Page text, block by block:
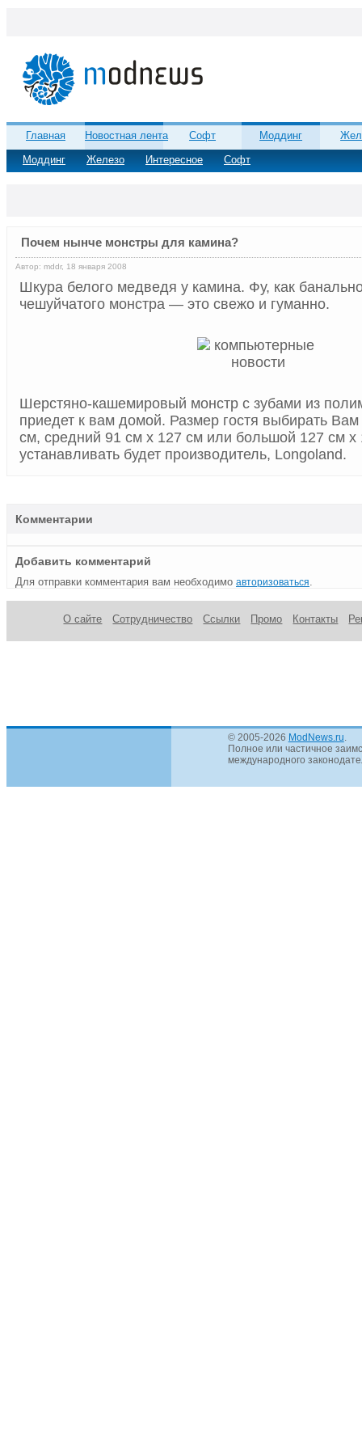
Главная
Новостная лента
Моддинг
Железо Интересное Софт
Софт Моддинг
Почем нынче монстры для камина?
Автор: mddr, 18 января 2008
Шкура белого медведя у камина. Фу, как
чешуйчатого монстра — это свежо и гуманно.
Шерстяно-кашемировый монстр с зубами из
приедет к вам домой. Размер гостя выбирать
см, средний 91 см x 127 см или большой 127 см x
устанавливать будет производитель, Longoland.
Комментарии
Добавить комментарий
Для отправки комментария вам необходимо авторизоваться
О сайте Сотрудничество Ссылки Промо Контакты
© 2005-2026 ModNews.ru
Полное или частичное
международного